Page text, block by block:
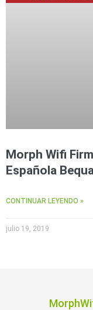
Morph Wifi
Española
CONTINUAR LEYENDO »
julio 19, 2019